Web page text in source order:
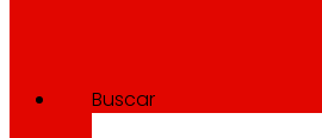
Buscar